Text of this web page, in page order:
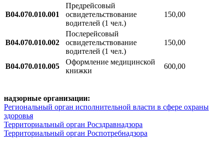
В04.070.010.001
Предрейсовый
освидетельствование
водителей (1 чел.)
150,00
В04.070.010.002
Послерейсовый
освидетельствование
водителей (1 чел.)
150,00
В04.070.010.005
Оформление медицинской
книжки
600,00
надзорные организации:
Региональный орган исполнительной власти в сфере охраны
здоровья
Территориальный орган Росздравнадзора
Территориальный орган Роспотребнадзора